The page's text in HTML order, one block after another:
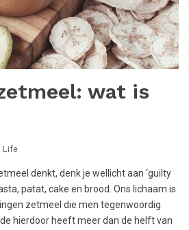
wat is
Life
denkt, denk je wellicht aan ‘guilty
patat, cake en brood. Ons lichaam is
zetmeel die men tegenwoordig
hierdoor heeft meer dan de helft van